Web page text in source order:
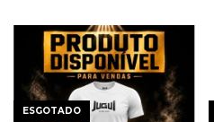
ESGOTADO